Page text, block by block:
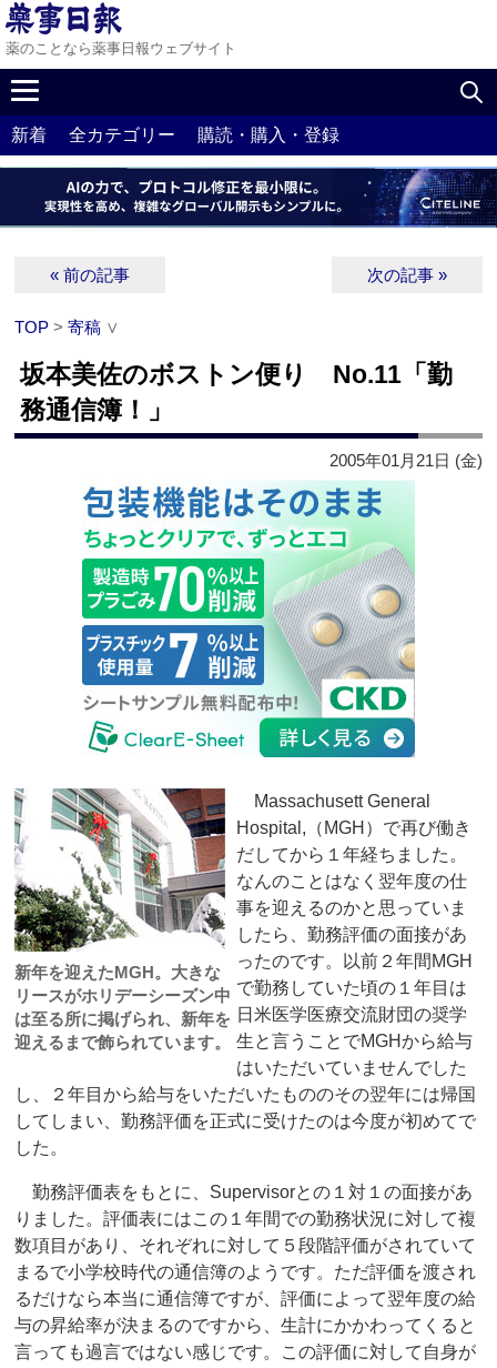
薬のことなら薬事日報ウェブサイト
新着 全カテゴリー 購読・購入・登録
« 前の記事 次の記事 »
TOP >寄稿 ∨
坂本美佐のボストン便り No.11「勤
務通信簿！」
2005年01月21日 (金)
新年を迎えたMGH。大きな
リースがホリデーシーズン中
は至る所に掲げられ、新年を
迎えるまで飾られています。
Massachusett General
Hospital,（MGH）で再び働き
だしてから１年経ちました。
なんのことはなく翌年度の仕
事を迎えるのかと思っていま
したら、勤務評価の面接があ
ったのです。以前２年間MGH
で勤務していた頃の１年目は
日米医学医療交流財団の奨学
生と言うことでMGHから給与
はいただいていませんでした
し、２年目から給与をいただいたもののその翌年には帰国
してしまい、勤務評価を正式に受けたのは今度が初めてで
した。
勤務評価表をもとに、Supervisorとの１対１の面接があ
りました。評価表にはこの１年間での勤務状況に対して複
数項目があり、それぞれに対して５段階評価がされていて
まるで小学校時代の通信簿のようです。ただ評価を渡され
るだけなら本当に通信簿ですが、評価によって翌年度の給
与の昇給率が決まるのですから、生計にかかわってくると
言っても過言ではない感じです。この評価に対して自身が